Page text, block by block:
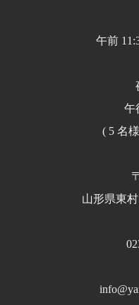
午前
午
( 5 名
山形県東